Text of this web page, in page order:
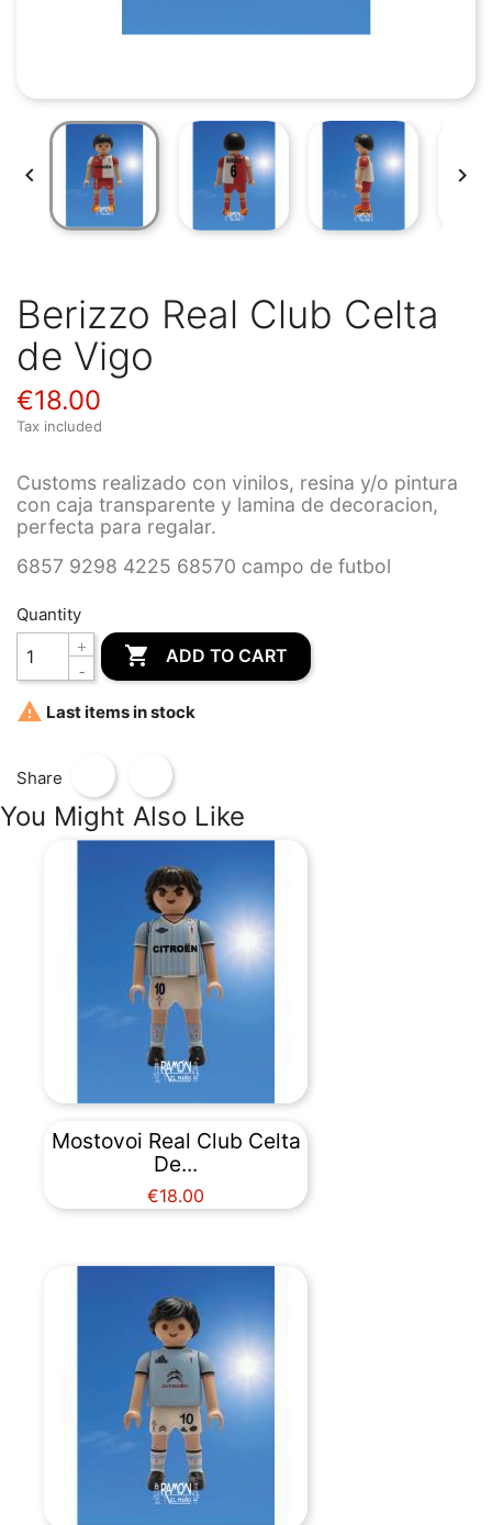
 
Berizzo Real Club Celta
de Vigo
€18.00
Tax included
Customs realizado con vinilos, resina y/o pintura
con caja transparente y lamina de decoracion,
perfecta para regalar.
6857 9298 4225 68570 campo de futbol
Quantity
 ADD TO CART
 Last items in stock
Share
You Might Also Like
Mostovoi Real Club Celta
De...
Price
€18.00